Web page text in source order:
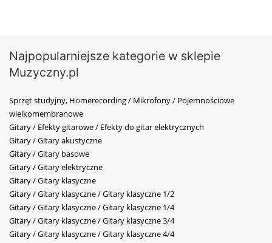
Najpopularniejsze kategorie w sklepie
Muzyczny.pl
Sprzęt studyjny, Homerecording / Mikrofony / Pojemnościowe
wielkomembranowe
Gitary / Efekty gitarowe / Efekty do gitar elektrycznych
Gitary / Gitary akustyczne
Gitary / Gitary basowe
Gitary / Gitary elektryczne
Gitary / Gitary klasyczne
Gitary / Gitary klasyczne / Gitary klasyczne 1/2
Gitary / Gitary klasyczne / Gitary klasyczne 1/4
Gitary / Gitary klasyczne / Gitary klasyczne 3/4
Gitary / Gitary klasyczne / Gitary klasyczne 4/4